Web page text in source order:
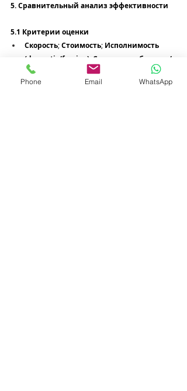
5. Сравнительный анализ эффективности
5.1 Критерии оценки
Скорость; Стоимость; Исполнимость
(domestic/foreign) Сохранение бизнеса/
отношений
Конфиденциальность;
Предсказуемость результата
Phone Email WhatsApp